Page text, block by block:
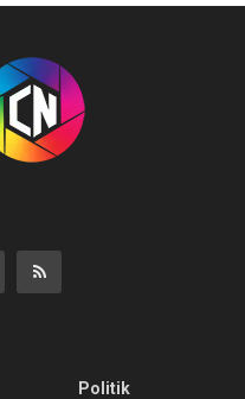
Politik